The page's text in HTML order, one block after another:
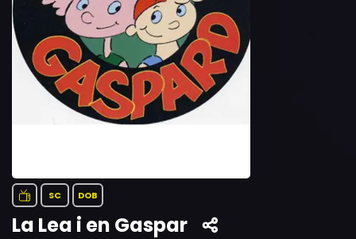
SC DOB
La Lea i en Gaspar